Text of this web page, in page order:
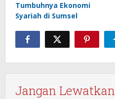
Tumbuhnya Ekonomi
Syariah di Sumsel
Jangan Lewatkan